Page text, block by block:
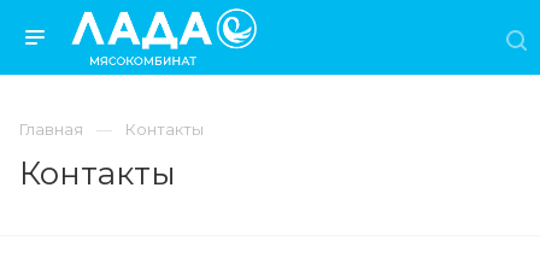
Главная Контакты
Контакты